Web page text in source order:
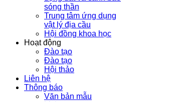
sóng thần
Trung tâm ứng dụng
vật lý địa cầu
Hội đồng khoa học
Hoạt động
Đào tạo
Đào tạo
Hội thảo
Liên hệ
Thông báo
Văn bản mẫu